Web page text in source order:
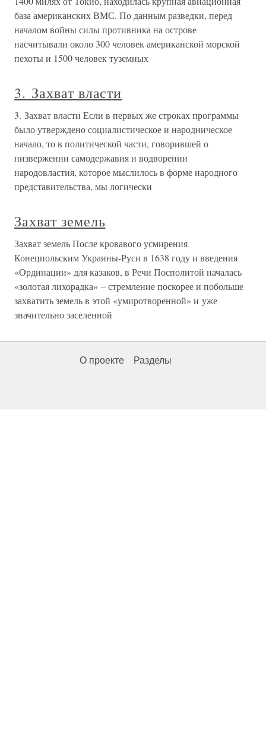
база американских ВМС. По данным разведки, перед
началом войны силы противника на острове
насчитывали около 300 человек американской морской
пехоты и 1500 человек туземных
3. Захват власти
3. Захват власти Если в первых же строках программы
было утверждено социалистическое и народническое
начало, то в политической части, говорившей о
низвержении самодержавия и водворении
народовластия, которое мыслилось в форме народного
представительства, мы логически
Захват земель
Захват земель После кровавого усмирения
Конецпольским Украины-Руси в 1638 году и введения
«Ординации» для казаков, в Речи Посполитой началась
«золотая лихорадка» – стремление поскорее и побольше
захватить земель в этой «умиротворенной» и уже
значительно заселенной
О проекте Разделы